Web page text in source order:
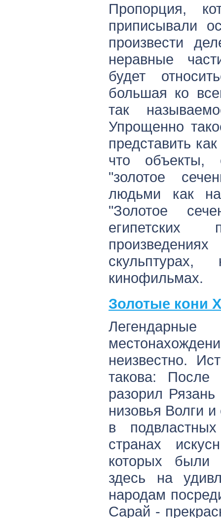
Пропорция,
приписывали
произвести
неравные
будет
большая ко
так
Упрощенно
представить
что объекты,
"золотое
людьми как
"Золотое
египетских
кинофильмах.
Золотые кони
Легендарные
неизвестно.
такова:
разорил
низовья Волги
в
странах
которых были
здесь на
народам
Сарай -